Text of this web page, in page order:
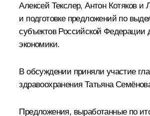
Алексей Текслер, Антон Котяков и
и подготовке предложений по
субъектов Российской Федерации
экономики.
В обсуждении приняли участие
здравоохранения Татьяна
Предложения, выработанные по